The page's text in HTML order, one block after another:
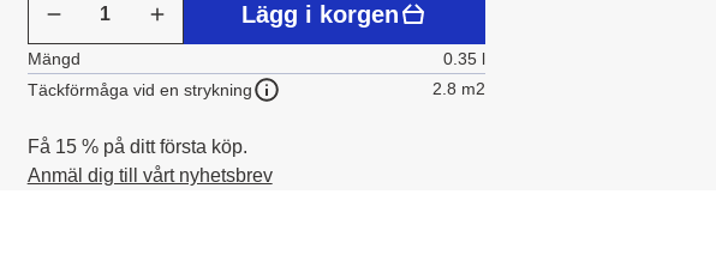
Lägg i korgen
Mängd
0.35 l
Täckförmåga vid en strykning
2.8 m2
Få 15 % på ditt första köp.
Anmäl dig till vårt nyhetsbrev